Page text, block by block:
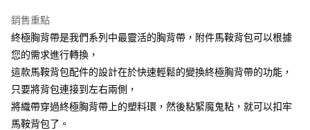
7-11取貨付款
每筆NT$60，滿NT$899(含以上)免運費
宅配
每筆NT$100，滿NT$899(含以上)免運費
銷售重點
終極胸背帶是我們系列中最靈活的胸背帶，附件馬鞍背包可以根據
您的需求進行轉換，
這款馬鞍背包配件的設計在於快速輕鬆的變換終極胸背帶的功能，
只要將背包連接到左右兩側，
將織帶穿過終極胸背帶上的塑料環，然後粘緊魔鬼粘，就可以扣牢
馬鞍背包了。